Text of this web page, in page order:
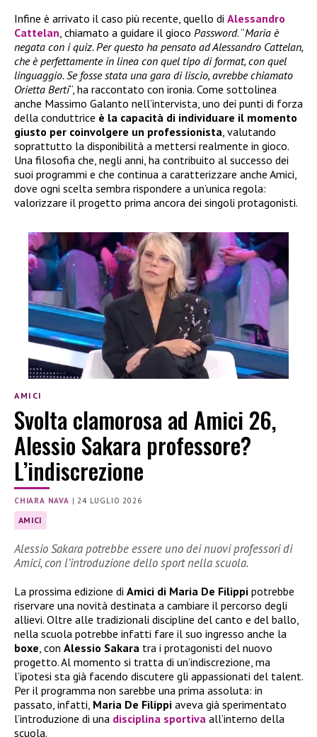
Infine è arrivato il caso più recente, quello di Alessandro
Cattelan , chiamato a guidare il gioco Password. “Maria è
negata con i quiz. Per questo ha pensato ad Alessandro Cattelan,
che è perfettamente in linea con quel tipo di format, con quel
linguaggio. Se fosse stata una gara di liscio, avrebbe chiamato
Orietta Berti“, ha raccontato con ironia. Come sottolinea
anche Massimo Galanto nell’intervista, uno dei punti di forza
della conduttrice è la capacità di individuare il momento
giusto per coinvolgere un professionista , valutando
soprattutto la disponibilità a mettersi realmente in gioco.
Una filosofia che, negli anni, ha contribuito al successo dei
suoi programmi e che continua a caratterizzare anche Amici,
dove ogni scelta sembra rispondere a un’unica regola:
valorizzare il progetto prima ancora dei singoli protagonisti.
AMICI
Svolta clamorosa ad Amici 26,
Alessio Sakara professore?
L’indiscrezione
CHIARA NAVA |24 LUGLIO 2026
AMICI
Alessio Sakara potrebbe essere uno dei nuovi professori di
Amici, con l’introduzione dello sport nella scuola.
La prossima edizione di Amici di Maria De Filippi potrebbe
riservare una novità destinata a cambiare il percorso degli
allievi. Oltre alle tradizionali discipline del canto e del ballo,
nella scuola potrebbe infatti fare il suo ingresso anche la
boxe , con Alessio Sakara tra i protagonisti del nuovo
progetto. Al momento si tratta di un’indiscrezione, ma
l’ipotesi sta già facendo discutere gli appassionati del talent.
Per il programma non sarebbe una prima assoluta: in
passato, infatti, Maria De Filippi aveva già sperimentato
l’introduzione di una disciplina sportiva all’interno della
scuola.